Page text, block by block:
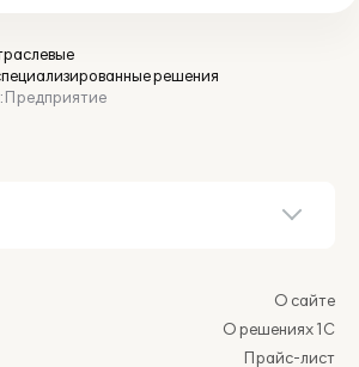
решения
О сайте
О решениях 1С
Прайс-лист